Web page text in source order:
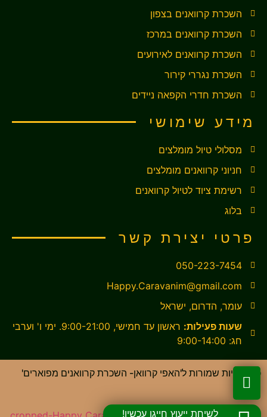
השכרת קרוואנים בצפון
השכרת קרוואנים במרכז
השכרת קרוואנים לאירועים
השכרת נגררי קירור
השכרת חדרי הקפאה ניידים
מידע שימושי
מסלולי טיול מומלצים
חניוני קרוואנים מומלצים
רשימת ציוד לטיול קרוואנים
בלוג
פרטי יצירת קשר
050-223-7454
Happy.Caravanim@gmail.com
עומר, הדרום, ישראל
שעות פעילות:
ראשון עד חמישי, 9:00-21:00. ימי ו' וערבי
חג: 9:00-14:00
כל הזכויות שמורות ל'האפי קרוואן- השכרת קרוואנים מפוארים'
לשיחת ייעוץ חייגו עכשיו!